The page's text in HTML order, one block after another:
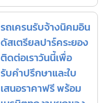
รถเครนรับจ้างนิคมอิน
ดัสเตรียลปาร์คระยอง
ติดต่อเราวันนี้เพื่อ
รับคำปรึกษาและใบ
เสนอราคาฟรี พร้อม